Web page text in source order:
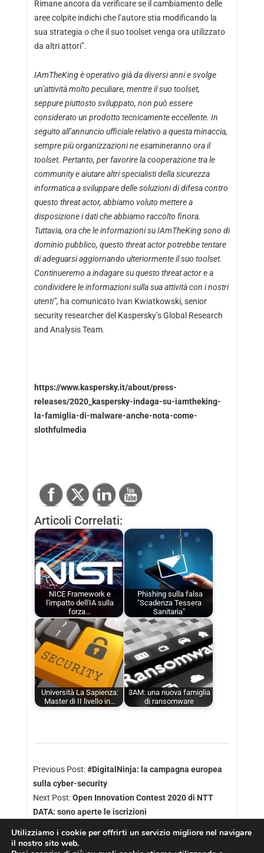
Rimane ancora da verificare se il cambiamento delle
aree colpite indichi che l’autore stia modificando la
sua strategia o che il suo toolset venga ora utilizzato
da altri attori”.
IAmTheKing è operativo già da diversi anni e svolge
un’attività molto peculiare, mentre il suo toolset,
seppure piuttosto sviluppato, non può essere
considerato un prodotto tecnicamente eccellente. In
seguito all’annuncio ufficiale relativo a questa minaccia,
sempre più organizzazioni ne esamineranno ora il
toolset. Pertanto, per favorire la cooperazione tra le
community e aiutare altri specialisti della sicurezza
informatica a sviluppare delle soluzioni di difesa contro
questo threat actor, abbiamo voluto mettere a
disposizione i dati che abbiamo raccolto finora.
Tuttavia, ora che le informazioni su IAmTheKing sono di
dominio pubblico, questo threat actor potrebbe tentare
di adeguarsi aggiornando ulteriormente il suo toolset.
Continueremo a indagare su questo threat actor e a
condividere le informazioni sulla sua attività con i nostri
utenti”, ha comunicato Ivan Kwiatkowski, senior
security researcher del Kaspersky’s Global Research
and Analysis Team.
https://www.kaspersky.it/about/press-
releases/2020_kaspersky-indaga-su-iamtheking-
la-famiglia-di-malware-anche-nota-come-
slothfulmedia
Articoli Correlati:
NICE Framework e
l'impatto dell'IA sulla
forza…
Phishing sulla falsa
"Scadenza Tessera
Sanitaria"
Università La Sapienza:
Master di II livello in…
3AM: una nuova famiglia
di ransomware
Previous Post:#DigitalNinja: la campagna europea
sulla cyber-security
Next Post:Open Innovation Contest 2020 di NTT
DATA: sono aperte le iscrizioni
Utilizziamo i cookie per offrirti un servizio migliore nel navigare
il nostro sito web.